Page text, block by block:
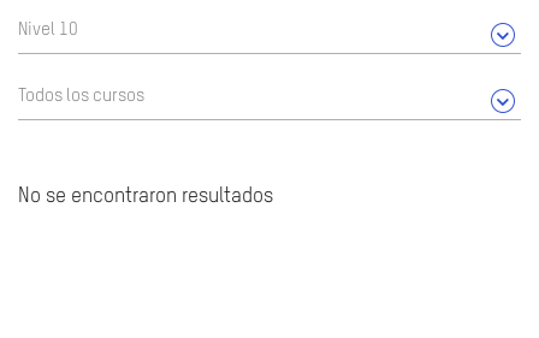
Nivel 10
Todos los cursos
No se encontraron resultados